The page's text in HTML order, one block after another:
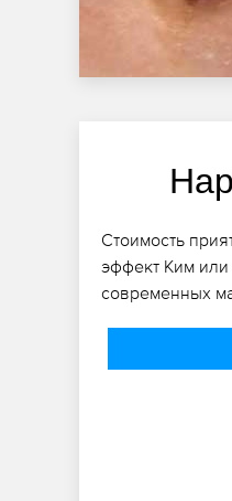
Стоимость
эффект Ким
современных